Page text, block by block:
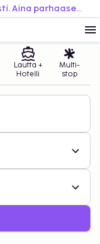
Varaa helposti. Matkusta joustavasti. Aina parhaaseen hintaan.
Lautta +
Hotelli
Multi-
stop